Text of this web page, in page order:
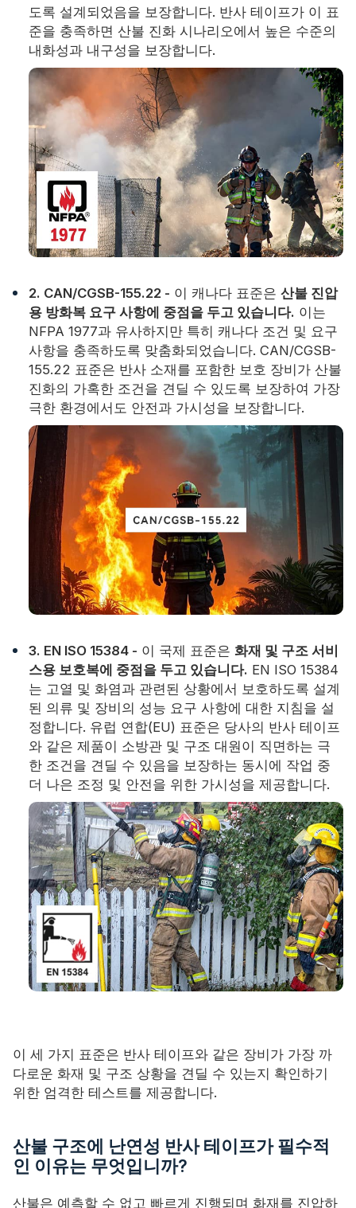
도록 설계되었음을 보장합니다. 반사 테이프가 이 표
준을 충족하면 산불 진화 시나리오에서 높은 수준의
내화성과 내구성을 보장합니다.
2. CAN/CGSB-155.22 - 이 캐나다 표준은 산불 진압
용 방화복 요구 사항에 중점을 두고 있습니다. 이는
NFPA 1977과 유사하지만 특히 캐나다 조건 및 요구
사항을 충족하도록 맞춤화되었습니다. CAN/CGSB-
155.22 표준은 반사 소재를 포함한 보호 장비가 산불
진화의 가혹한 조건을 견딜 수 있도록 보장하여 가장
극한 환경에서도 안전과 가시성을 보장합니다.
3. EN ISO 15384 - 이 국제 표준은 화재 및 구조 서비
스용 보호복에 중점을 두고 있습니다. EN ISO 15384
는 고열 및 화염과 관련된 상황에서 보호하도록 설계
된 의류 및 장비의 성능 요구 사항에 대한 지침을 설
정합니다. 유럽 ​​연합(EU) 표준은 당사의 반사 테이프
와 같은 제품이 소방관 및 구조 대원이 직면하는 극
한 조건을 견딜 수 있음을 보장하는 동시에 작업 중
더 나은 조정 및 안전을 위한 가시성을 제공합니다.
이 세 가지 표준은 반사 테이프와 같은 장비가 가장 까
다로운 화재 및 구조 상황을 견딜 수 있는지 확인하기
위한 엄격한 테스트를 제공합니다.
산불 구조에 난연성 반사 테이프가 필수적
인 이유는 무엇입니까?
산불은 예측할 수 없고 빠르게 진행되며 화재를 진압하